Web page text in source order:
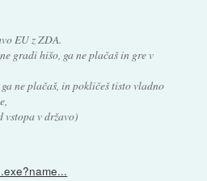
EU z ZDA.
gradi hišo, ga ne plačaš in gre v
ne plačaš, in pokličeš tisto vladno
vstopa v državo)